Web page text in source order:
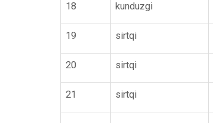
18 kunduzgi
19 sirtqi
20 sirtqi
21 sirtqi